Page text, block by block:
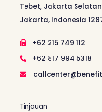
Tebet, Jakarta
Jakarta, Indonesia
+62 215 749 112
+62 817 994 5318
Tinjauan